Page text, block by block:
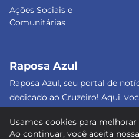
Ações Sociais e
Comunitárias
Raposa Azul
Raposa Azul, seu portal de
dedicado ao Cruzeiro! Aqui,
sobre o nosso amado clube.
Usamos cookies para melhorar
Ao continuar, você aceita nossa